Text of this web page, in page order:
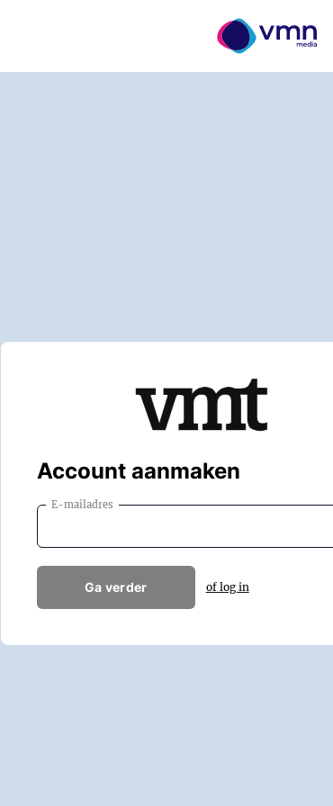
Account aanmaken
E-mailadres
Ga verder of log in